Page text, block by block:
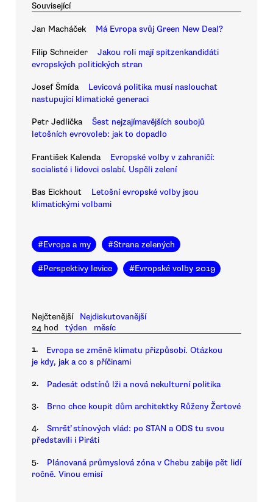
Související
Jan Macháček Má Evropa svůj Green New Deal?
Filip Schneider
Jakou roli mají spitzenkandidáti
evropských politických stran
Josef Šmída
Levicová politika musí naslouchat
nastupující klimatické generaci
Petr Jedlička
Šest nejzajímavějších soubojů
letošních evrovoleb: jak to dopadlo
František Kalenda
Evropské volby v zahraničí:
socialisté i lidovci oslabí. Uspěli zelení
Bas Eickhout
Letošní evropské volby jsou
klimatickými volbami
#Evropa a my #Strana zelených
#Perspektivy levice #Evropské volby 2019
Nejčtenější
Nejdiskutovanější
24 hod
týden měsíc
1.
Evropa se změně klimatu přizpůsobí. Otázkou
je kdy, jak a co s příčinami
2. Padesát odstínů lži a nová nekulturní politika
3. Brno chce koupit dům architektky Růženy Žertové
4.
Smršť stínových vlád: po STAN a ODS tu svou
představili i Piráti
5.
Plánovaná průmyslová zóna v Chebu zabije pět lidí
ročně. Vinou emisí